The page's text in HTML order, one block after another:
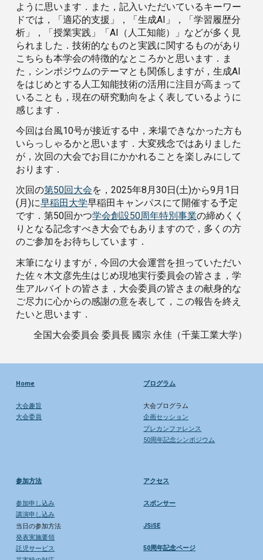
ように思います．また，記入いただいているキーワー
ドでは，「適応的支援」，「生成AI」，「学習履歴分
析」，「授業実践」「AI（人工知能）」などが多く見
られました．技術的なものと実践に関するものがあり
こちらも本学会の特徴的なところかと思います．ま
た，シンポジウムのテーマとも関係しますが，生成AI
をはじめとする人工知能技術の活用に注目が高まって
いることも，現在の研究動向をよく表しているように
感じます．
今回は台風10号が接近する中，来場できなかった方も
いらっしゃるかと思います．大変残念ではありました
が，次回の大会でお目にかかれることを楽しみにして
おります．
次回の第50回大会を，2025年8月30日(土)から9月1日
(月)に早稲田大学早稲田キャンパスにて開催する予定
です．第50回かつ学会創設50周年特別事業の締めくく
りとなる記念すべき大会でもありますので，多くの方
のご参加をお待ちしています．
末筆になりますが，今回の大会運営を担っていただい
た佐々木文彦先生はじめ現地実行委員会の皆さま，学
生アルバイトの皆さま，大会委員の皆さまの献身的な
ご尽力に心からの感謝の意を表して，この報告を終え
たいと思います．
全国大会委員会 委員長 國宗 永佳（千葉工業大学）
Home
大会趣旨
大会委員
プログラム
大会プログラム
企画セッション
プレカンファレンス
50周年記念シンポジウム
参加方法
参加申し込み
講演申し込み
当日の参加方法
発表実施要領
託児サービス
アクセス
スポンサー
JSiSE
50周年記念ページ